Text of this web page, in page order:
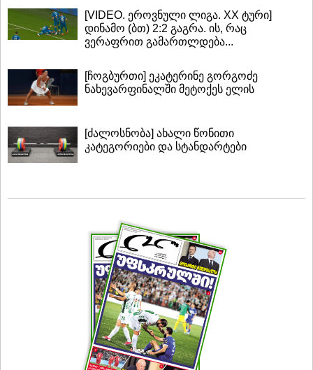
[VIDEO. ეროვნული ლიგა. XX ტური]
დინამო (ბთ) 2:2 გაგრა. ის, რაც
ვერაფრით გამართლდება...
[ჩოგბურთი] ეკატერინე გორგოძე
ნახევარფინალში მეტოქეს ელის
[ძალოსნობა] ახალი წონითი
კატეგორიები და სტანდარტები